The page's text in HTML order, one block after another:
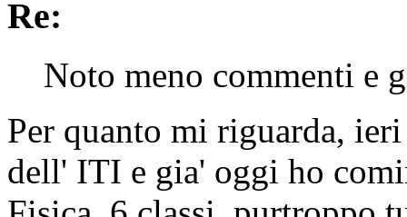
Re:
Noto meno commenti e
Per quanto mi riguarda,
dell' ITI e gia' oggi ho